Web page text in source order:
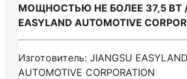
МОЩНОСТЬЮ НЕ БОЛЕЕ 37,5 ВТ /
EASYLAND AUTOMOTIVE
Изготовитель: JIANGSU EASYLAND
AUTOMOTIVE CORPORATION